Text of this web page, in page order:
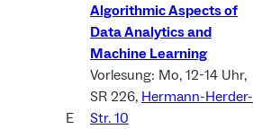
E
Algorithmic Aspects of
Data Analytics and
Machine Learning
Vorlesung: Mo, 12-14 Uhr,
SR 226, Hermann-Herder-
Str. 10